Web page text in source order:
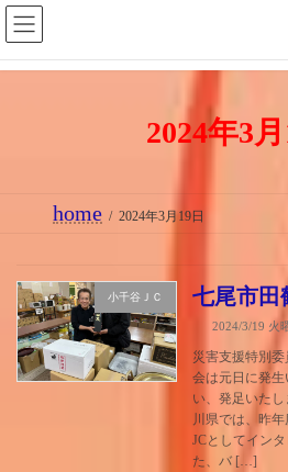
コ
ン
テ
プ
ナ
ビ
ゲ
動
2024年3
home 2024年3月19日
小千谷ＪＣ 七尾市田
2024/3/19 火
災害支援特別
会は元日に発
い、発足いた
川県では、昨
JCとしてイン
た、バ […]